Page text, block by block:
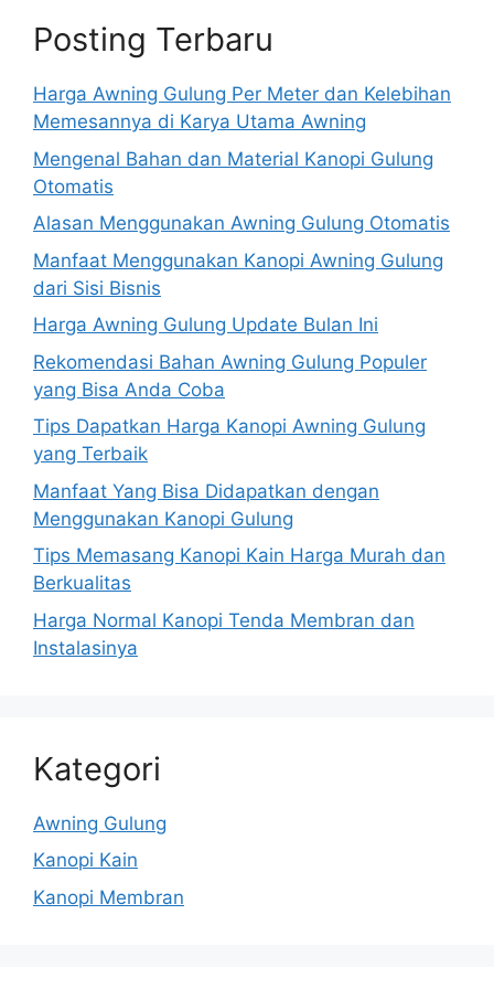
Posting Terbaru
Harga Awning Gulung Per Meter dan Kelebihan
Memesannya di Karya Utama Awning
Mengenal Bahan dan Material Kanopi Gulung
Otomatis
Alasan Menggunakan Awning Gulung Otomatis
Manfaat Menggunakan Kanopi Awning Gulung
dari Sisi Bisnis
Harga Awning Gulung Update Bulan Ini
Rekomendasi Bahan Awning Gulung Populer
yang Bisa Anda Coba
Tips Dapatkan Harga Kanopi Awning Gulung
yang Terbaik
Manfaat Yang Bisa Didapatkan dengan
Menggunakan Kanopi Gulung
Tips Memasang Kanopi Kain Harga Murah dan
Berkualitas
Harga Normal Kanopi Tenda Membran dan
Instalasinya
Kategori
Awning Gulung
Kanopi Kain
Kanopi Membran